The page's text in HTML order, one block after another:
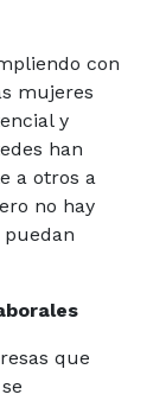
con
mujeres
y
han
a otros a
no hay
que